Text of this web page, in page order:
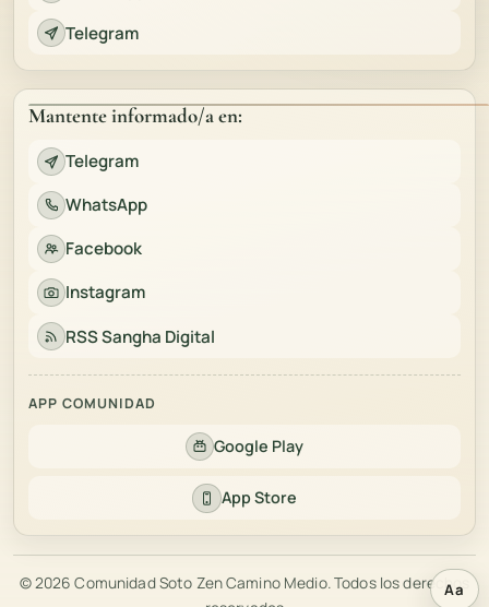
Aa
Telegram
Mantente informado/a en:
Telegram
WhatsApp
Facebook
Instagram
RSS Sangha Digital
APP COMUNIDAD
Google Play
App Store
© 2026 Comunidad Soto Zen Camino Medio. Todos los derechos